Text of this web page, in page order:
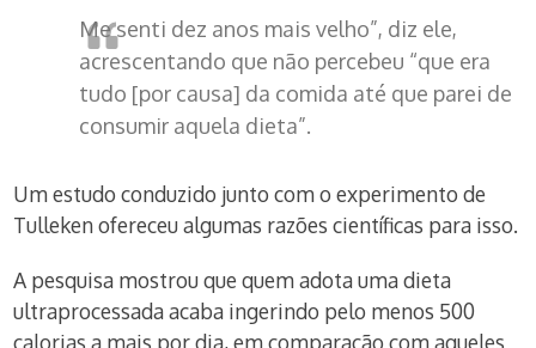
Me senti dez anos mais velho”, diz ele,
acrescentando que não percebeu “que era
tudo [por causa] da comida até que parei de
consumir aquela dieta”.
Um estudo conduzido junto com o experimento de
Tulleken ofereceu algumas razões científicas para isso.
A pesquisa mostrou que quem adota uma dieta
ultraprocessada acaba ingerindo pelo menos 500
calorias a mais por dia, em comparação com aqueles